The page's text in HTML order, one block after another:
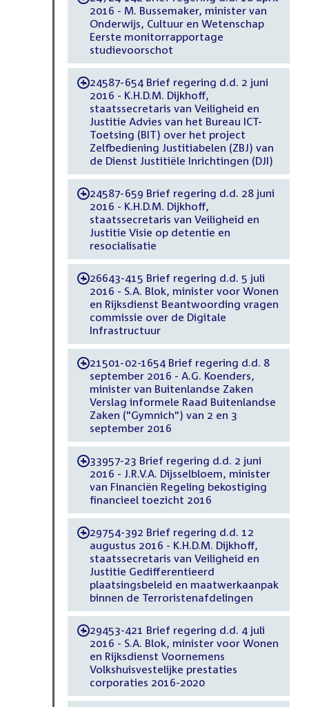
2016 - M. Bussemaker, minister van
Onderwijs, Cultuur en Wetenschap
Eerste monitorrapportage
studievoorschot
-24587-654 Brief regering d.d. 2 juni
2016 - K.H.D.M. Dijkhoff,
staatssecretaris van Veiligheid en
Justitie Advies van het Bureau ICT-
Toetsing (BIT) over het project
Zelfbediening Justitiabelen (ZBJ) van
de Dienst Justitiële Inrichtingen (DJI)
-24587-659 Brief regering d.d. 28 juni
2016 - K.H.D.M. Dijkhoff,
staatssecretaris van Veiligheid en
Justitie Visie op detentie en
resocialisatie
-26643-415 Brief regering d.d. 5 juli
2016 - S.A. Blok, minister voor Wonen
en Rijksdienst Beantwoording vragen
commissie over de Digitale
Infrastructuur
-21501-02-1654 Brief regering d.d. 8
september 2016 - A.G. Koenders,
minister van Buitenlandse Zaken
Verslag informele Raad Buitenlandse
Zaken ("Gymnich") van 2 en 3
september 2016
-33957-23 Brief regering d.d. 2 juni
2016 - J.R.V.A. Dijsselbloem, minister
van Financiën Regeling bekostiging
financieel toezicht 2016
-29754-392 Brief regering d.d. 12
augustus 2016 - K.H.D.M. Dijkhoff,
staatssecretaris van Veiligheid en
Justitie Gedifferentieerd
plaatsingsbeleid en maatwerkaanpak
binnen de Terroristenafdelingen
-29453-421 Brief regering d.d. 4 juli
2016 - S.A. Blok, minister voor Wonen
en Rijksdienst Voornemens
Volkshuisvestelijke prestaties
corporaties 2016-2020